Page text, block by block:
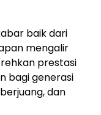
baik dari
mengalir
prestasi
bagi generasi
dan